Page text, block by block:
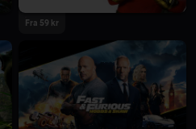
Fra 59 kr